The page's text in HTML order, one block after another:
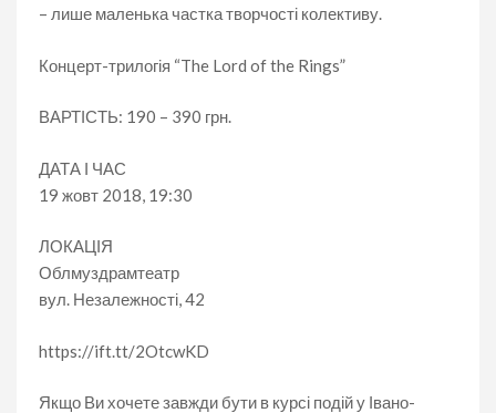
– лише маленька частка творчості колективу.
Концерт-трилогія “The Lord of the Rings”
ВАРТІСТЬ: 190 – 390 грн.
ДАТА І ЧАС
19 жовт 2018, 19:30
ЛОКАЦІЯ
Облмуздрамтеатр
вул. Незалежності, 42
https://ift.tt/2OtcwKD
Якщо Ви хочете завжди бути в курсі подій у Івано-